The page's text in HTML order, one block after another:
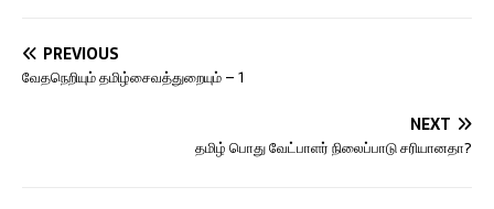
PREVIOUS
வேதநெறியும் தமிழ்சைவத்துறையும் – 1
NEXT
தமிழ் பொது வேட்பாளர் நிலைப்பாடு சரியானதா?